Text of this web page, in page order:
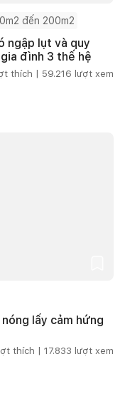
đến 200m2
ngập lụt và quy
đình 3 thế hệ
thích | 59.216 lượt xem
lấy cảm hứng
thích | 17.833 lượt xem